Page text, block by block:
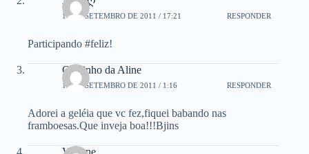
17 DE SETEMBRO DE 2011 / 17:21 RESPONDER
Participando #feliz!
Cantinho da Aline
18 DE SETEMBRO DE 2011 / 1:16 RESPONDER
Adorei a geléia que vc fez,fiquei babando nas
framboesas.Que inveja boa!!!Bjins